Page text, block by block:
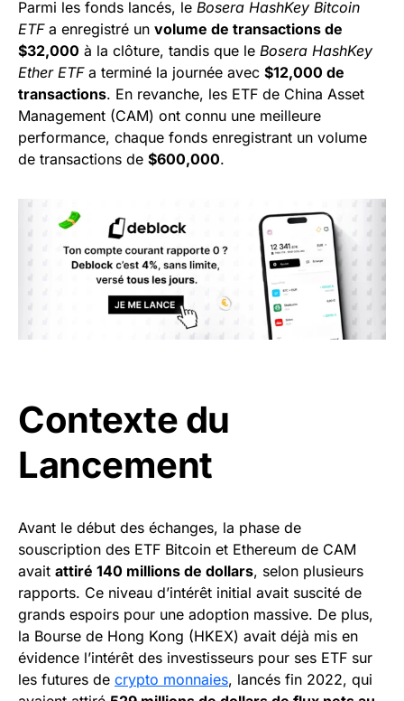
Parmi les fonds lancés, le Bosera HashKey Bitcoin
ETFa enregistré un volume de transactions de
$32,000 à la clôture, tandis que le Bosera HashKey
Ether ETFa terminé la journée avec $12,000 de
transactions. En revanche, les ETF de China Asset
Management (CAM) ont connu une meilleure
performance, chaque fonds enregistrant un volume
de transactions de $600,000.
Contexte du
Lancement
Avant le début des échanges, la phase de
souscription des ETF Bitcoin et Ethereum de CAM
avait attiré 140 millions de dollars, selon plusieurs
rapports. Ce niveau d’intérêt initial avait suscité de
grands espoirs pour une adoption massive. De plus,
la Bourse de Hong Kong (HKEX) avait déjà mis en
évidence l’intérêt des investisseurs pour ses ETF sur
les futures de crypto monnaies, lancés fin 2022, qui